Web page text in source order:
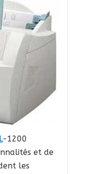
-1200
et de
les